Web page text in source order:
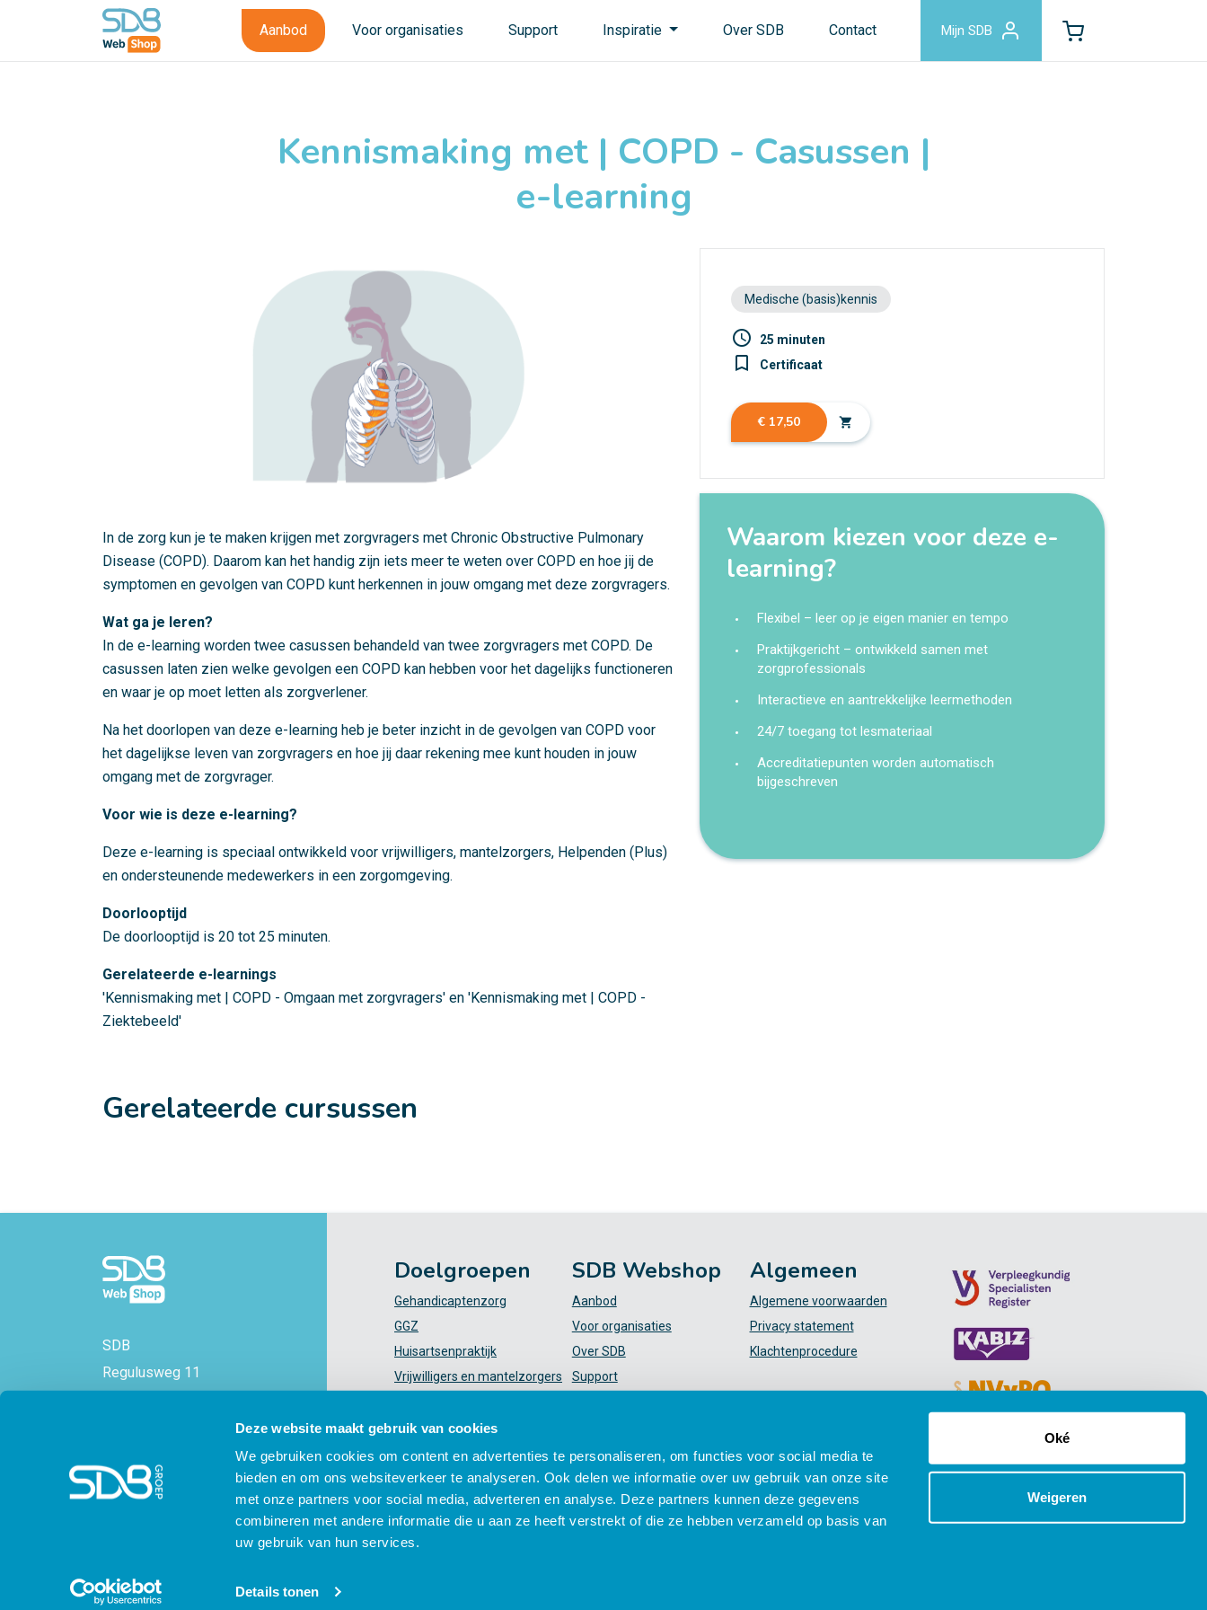
Deze website maakt gebruik van cookies
We gebruiken cookies om content en advertenties te personaliseren, om functies voor social media te
bieden en om ons websiteverkeer te analyseren. Ook delen we informatie over uw gebruik van onze site
met onze partners voor social media, adverteren en analyse. Deze partners kunnen deze gegevens
combineren met andere informatie die u aan ze heeft verstrekt of die ze hebben verzameld op basis van
uw gebruik van hun services.
Details tonen
Oké
Weigeren
Aanbod Voor organisaties Support Inspiratie Over SDB Contact Mijn SDB
Kennismaking met | COPD - Casussen |
e-learning
In de zorg kun je te maken krijgen met zorgvragers met Chronic Obstructive Pulmonary
Disease (COPD). Daarom kan het handig zijn iets meer te weten over COPD en hoe jij de
symptomen en gevolgen van COPD kunt herkennen in jouw omgang met deze zorgvragers.
Wat ga je leren?
In de e-learning worden twee casussen behandeld van twee zorgvragers met COPD. De
casussen laten zien welke gevolgen een COPD kan hebben voor het dagelijks functioneren
en waar je op moet letten als zorgverlener.
Na het doorlopen van deze e-learning heb je beter inzicht in de gevolgen van COPD voor
het dagelijkse leven van zorgvragers en hoe jij daar rekening mee kunt houden in jouw
omgang met de zorgvrager.
Voor wie is deze e-learning?
Deze e-learning is speciaal ontwikkeld voor vrijwilligers, mantelzorgers, Helpenden (Plus)
en ondersteunende medewerkers in een zorgomgeving.
Doorlooptijd
De doorlooptijd is 20 tot 25 minuten.
Gerelateerde e-learnings
'Kennismaking met | COPD - Omgaan met zorgvragers' en 'Kennismaking met | COPD -
Ziektebeeld'
Medische (basis)kennis
access_time 25 minuten
turned_in_not Certificaat
€ 17,50 shopping_cart
Waarom kiezen voor deze e-
learning?
Flexibel – leer op je eigen manier en tempo
Praktijkgericht – ontwikkeld samen met
zorgprofessionals
Interactieve en aantrekkelijke leermethoden
24/7 toegang tot lesmateriaal
Accreditatiepunten worden automatisch
bijgeschreven
Gerelateerde cursussen
SDB
Regulusweg 11
KVK-nummer: 71577521
Doelgroepen
Gehandicaptenzorg
GGZ
Huisartsenpraktijk
Vrijwilligers en mantelzorgers
Ziekenhuis
Helpende (plus)
SDB Webshop
Aanbod
Voor organisaties
Over SDB
Support
Algemeen
Algemene voorwaarden
Privacy statement
Klachtenprocedure
© SDB 2026 - SDB Webshop - voor en door zorgprofessionals